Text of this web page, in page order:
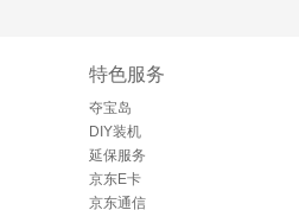
特色服务
夺宝岛
DIY装机
延保服务
京东E卡
京东通信